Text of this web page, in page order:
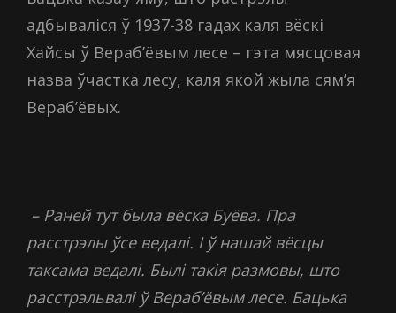
адбываліся ў 1937-38 гадах каля вёскі
Хайсы ў Вераб’ёвым лесе – гэта мясцовая
назва ўчастка лесу, каля якой жыла сям’я
Вераб’ёвых.
– Раней тут была вёска Буёва. Пра
расстрэлы ўсе ведалі. І ў нашай вёсцы
таксама ведалі. Былі такія размовы, што
расстрэльвалі ў Вераб’ёвым лесе. Бацька